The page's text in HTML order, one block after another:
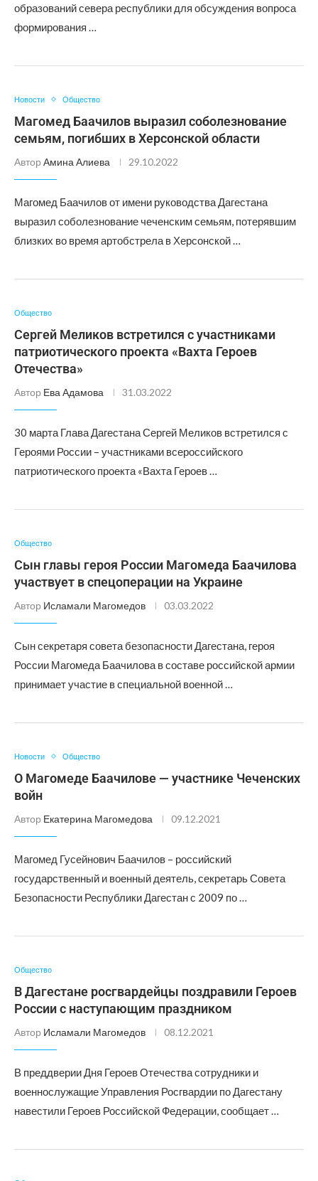
образований севера республики для обсуждения вопроса
формирования …
Новости Общество
Магомед Баачилов выразил соболезнование
семьям, погибших в Херсонской области
Автор Амина Алиева 29.10.2022
Магомед Баачилов от имени руководства Дагестана
выразил соболезнование чеченским семьям, потерявшим
близких во время артобстрела в Херсонской …
Общество
Сергей Меликов встретился с участниками
патриотического проекта «Вахта Героев
Отечества»
Автор Ева Адамова 31.03.2022
30 марта Глава Дагестана Сергей Меликов встретился с
Героями России – участниками всероссийского
патриотического проекта «Вахта Героев …
Общество
Сын главы героя России Магомеда Баачилова
участвует в спецоперации на Украине
Автор Исламали Магомедов 03.03.2022
Сын секретаря совета безопасности Дагестана, героя
России Магомеда Баачилова в составе российской армии
принимает участие в специальной военной …
Новости Общество
О Магомеде Баачилове — участнике Чеченских
войн
Автор Екатерина Магомедова 09.12.2021
Магомед Гусейнович Баачилов – российский
государственный и военный деятель, секретарь Совета
Безопасности Республики Дагестан с 2009 по …
Общество
В Дагестане росгвардейцы поздравили Героев
России с наступающим праздником
Автор Исламали Магомедов 08.12.2021
В преддверии Дня Героев Отечества сотрудники и
военнослужащие Управления Росгвардии по Дагестану
навестили Героев Российской Федерации, сообщает …